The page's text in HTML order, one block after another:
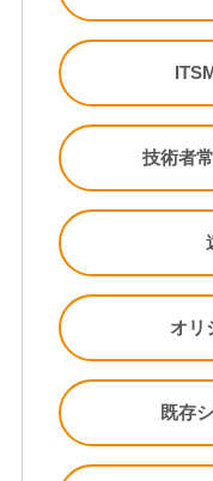
技術者
オリ
既存